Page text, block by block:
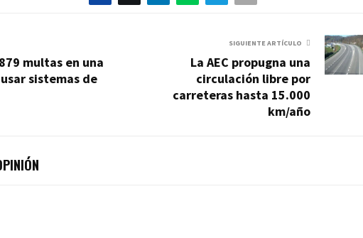
multas en una
sistemas de
SIGUIENTE ARTÍCULO
La AEC propugna una
circulación libre por
carreteras hasta 15.000
km/año